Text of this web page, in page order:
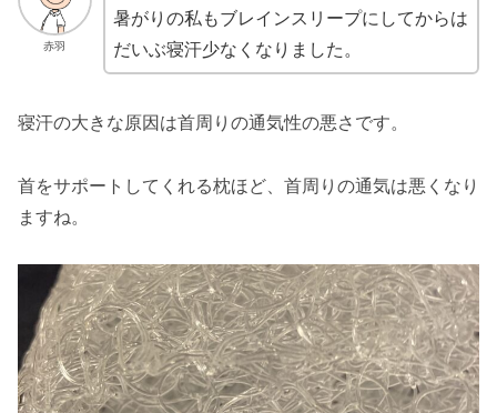
赤羽
暑がりの私もブレインスリープにしてからは
だいぶ寝汗少なくなりました。
寝汗の大きな原因は首周りの通気性の悪さです。
首をサポートしてくれる枕ほど、首周りの通気は悪くなり
ますね。